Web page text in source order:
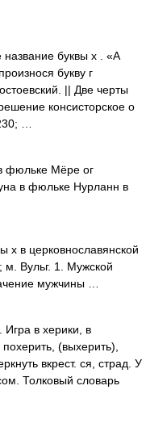
буквы х . «А
букву г
|| Две черты
консисторское о
…
фюльке Мёре ог
в фюльке Нурланн в
в церковнославянской
м. Вульг. 1. Мужской
мужчины …
в херики, в
(выхерить),
вкрест. ся, страд. У
Толковый словарь